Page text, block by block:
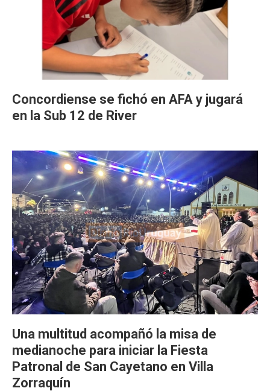
Concordiense se fichó en AFA y jugará
en la Sub 12 de River
Una multitud acompañó la misa de
medianoche para iniciar la Fiesta
Patronal de San Cayetano en Villa
Zorraquín